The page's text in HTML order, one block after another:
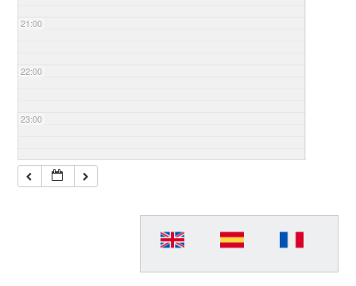
21:00
22:00
23:00